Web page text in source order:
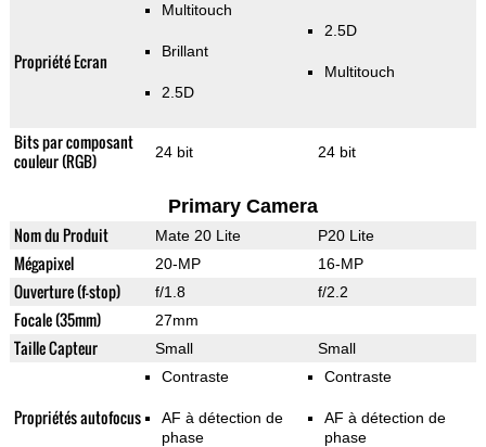
Propriété Ecran
Multitouch
Brillant
2.5D
2.5D
Multitouch
Bits par composant
couleur (RGB)
24 bit 24 bit
Primary Camera
Nom du Produit Mate 20 Lite P20 Lite
Mégapixel 20-MP 16-MP
Ouverture (f-stop) f/1.8 f/2.2
Focale (35mm) 27mm
Taille Capteur Small Small
Propriétés autofocus
Contraste
AF à détection de
phase
Contraste
AF à détection de
phase